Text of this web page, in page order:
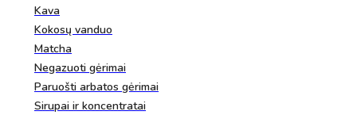
Kava
Kokosų vanduo
Matcha
Negazuoti gėrimai
Paruošti arbatos gėrimai
Sirupai ir koncentratai